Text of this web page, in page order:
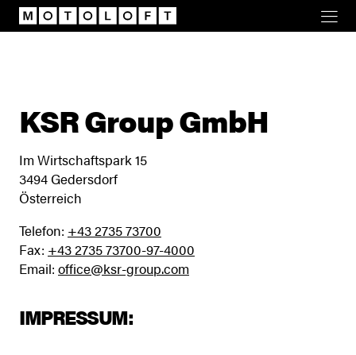
Motoloft
KSR Group GmbH
Im Wirtschaftspark 15
3494 Gedersdorf
Österreich
Telefon: +43 2735 73700
Fax: +43 2735 73700-97-4000
Email: office@ksr-group.com
IMPRESSUM: